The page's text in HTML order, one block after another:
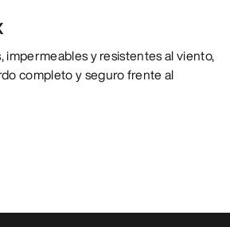
impermeables y resistentes al viento,
completo y seguro frente al